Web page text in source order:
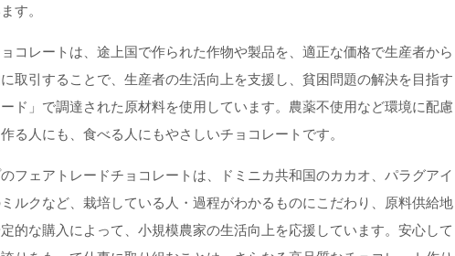
す。
コレートは、途上国で作られた作物や製品を、適正な価格で生産者から
取引することで、生産者の生活向上を支援し、貧困問題の解決を目指す
ド」で調達された原材料を使用しています。農薬不使用など環境に配慮
る人にも、食べる人にもやさしいチョコレートです。
フェアトレードチョコレートは、ドミニカ共和国のカカオ、パラグアイ
ルクなど、栽培している人・過程がわかるものにこだわり、原料供給地
的な購入によって、小規模農家の生活向上を応援しています。安心して